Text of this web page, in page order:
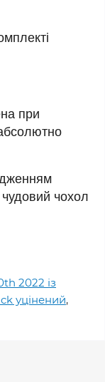
при
чохол
2022 із
уцінений,